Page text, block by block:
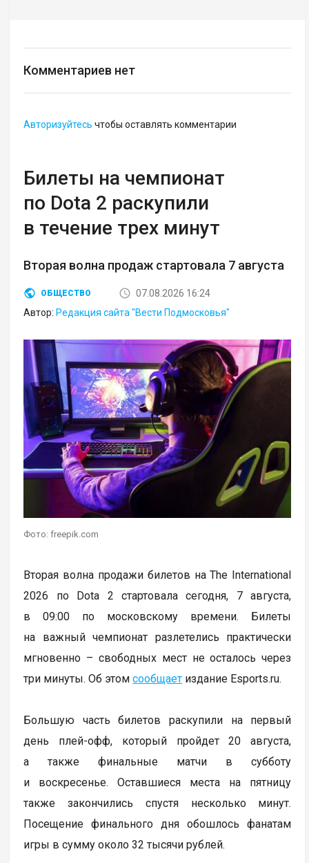
Комментариев нет
Авторизуйтесь чтобы оставлять комментарии
Билеты на чемпионат
по Dota 2 раскупили
в течение трех минут
Вторая волна продаж стартовала 7 августа
ОБЩЕСТВО
07.08.2026 16:24
Автор: Редакция сайта "Вести Подмосковья"
Фото: freepik.com
Вторая волна продажи билетов на The International
2026 по Dota 2 стартовала сегодня, 7 августа,
в 09:00 по московскому времени. Билеты
на важный чемпионат разлетелись практически
мгновенно – свободных мест не осталось через
три минуты. Об этомсообщает издание Esports.ru.
Большую часть билетов раскупили на первый
день плей-офф, который пройдет 20 августа,
а также финальные матчи в субботу
и воскресенье. Оставшиеся места на пятницу
также закончились спустя несколько минут.
Посещение финального дня обошлось фанатам
игры в сумму около 32 тысячи рублей.